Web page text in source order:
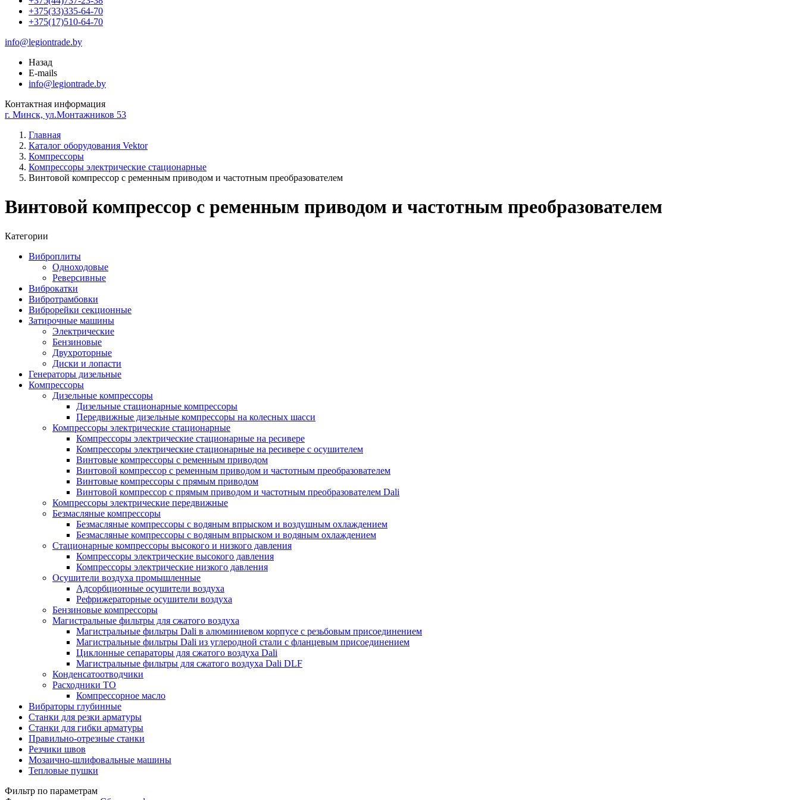
+375(33)335-64-70
+375(17)510-64-70
info@legiontrade.by
Назад
E-mails
info@legiontrade.by
Контактная информация
г. Минск, ул.Монтажников 53
Главная
Каталог оборудования Vektor
Компрессоры
Компрессоры электрические стационарные
Винтовой компрессор с ременным приводом и частотным преобразователем
Винтовой компрессор с ременным приводом и частотным преобразователем
Категории
Виброплиты
Одноходовые
Реверсивные
Виброкатки
Вибротрамбовки
Виброрейки секционные
Затирочные машины
Электрические
Бензиновые
Двухроторные
Диски и лопасти
Генераторы дизельные
Компрессоры
Дизельные компрессоры
Дизельные стационарные компрессоры
Передвижные дизельные компрессоры на колесных шасси
Компрессоры электрические стационарные
Компрессоры электрические стационарные на ресивере
Компрессоры электрические стационарные на ресивере с осушителем
Винтовые компрессоры с ременным приводом
Винтовой компрессор с ременным приводом и частотным преобразователем
Винтовые компрессоры с прямым приводом
Винтовой компрессор с прямым приводом и частотным преобразователем Dali
Компрессоры электрические передвижные
Безмасляные компрессоры
Безмасляные компрессоры с водяным впрыском и воздушным охлаждением
Безмасляные компрессоры с водяным впрыском и водяным охлаждением
Стационарные компрессоры высокого и низкого давления
Компрессоры электрические высокого давления
Компрессоры электрические низкого давления
Осушители воздуха промышленные
Адсорбционные осушители воздуха
Рефрижераторные осушители воздуха
Бензиновые компрессоры
Магистральные фильтры для сжатого воздуха
Магистральные фильтры Dali в алюминиевом корпусе с резьбовым присоединением
Магистральные фильтры Dali из углеродной стали с фланцевым присоединением
Циклонные сепараторы для сжатого воздуха Dali
Магистральные фильтры для сжатого воздуха Dali DLF
Конденсатоотводчики
Расходники ТО
Компрессорное масло
Вибраторы глубинные
Станки для резки арматуры
Станки для гибки арматуры
Правильно-отрезные станки
Резчики швов
Мозаично-шлифовальные машины
Тепловые пушки
Фильтр по параметрам